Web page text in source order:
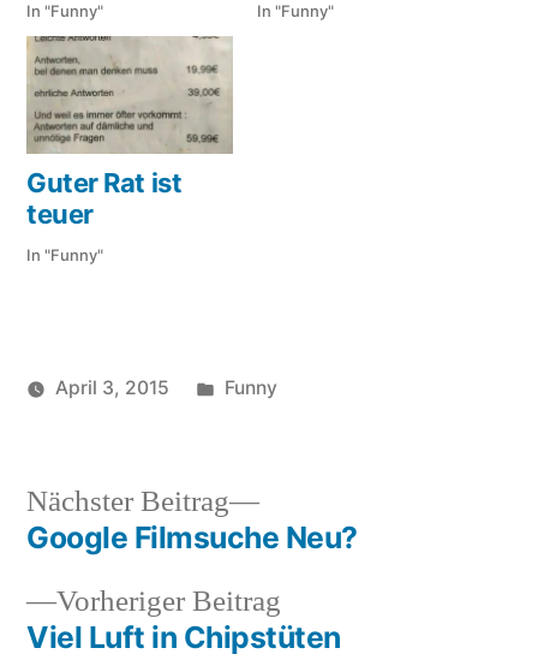
In "Funny" In "Funny"
Guter Rat ist
teuer
In "Funny"
April 3, 2015
Veröffentlicht
Funny
karatetrick
stock
Beitragsnavigation
Vorheriger Beitrag
Beitrag:
Viel Luft in Chipstüten
Nächster Beitrag
Nächster
Beitrag:
Google Filmsuche Neu?